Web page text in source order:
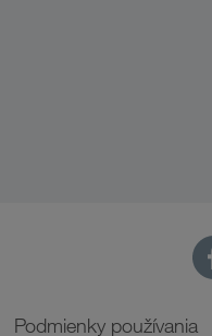
Podmienky používania